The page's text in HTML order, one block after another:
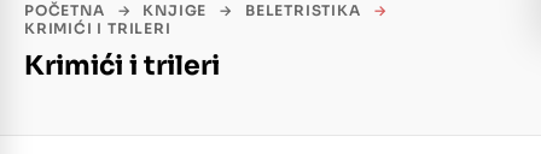
POČETNA → KNJIGE → BELETRISTIKA
→
KRIMIĆI I TRILERI
Krimići i trileri